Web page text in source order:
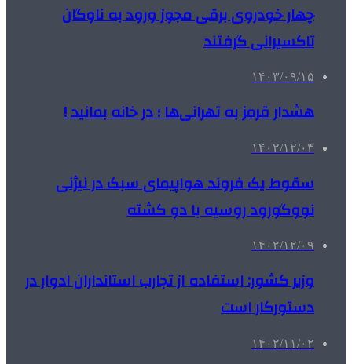
چهار خودروی برقی مجوز ورود به ناوگان
تاکسیرانی گرفتند
۱۴۰۳/۰۹/۱۵
هشدار قرمز به تهرانی‌ها ؛ در خانه بمانید !
۱۴۰۲/۱۲/۰۳
سقوط یک فروند هواپیمای سبک در نیژنی
نووگورود روسیه با دو کشته
۱۴۰۲/۱۲/۰۹
وزیر کشور: استفاده از تجارب استانداران ادوار در
دستورکار است
۱۴۰۲/۱۱/۰۲